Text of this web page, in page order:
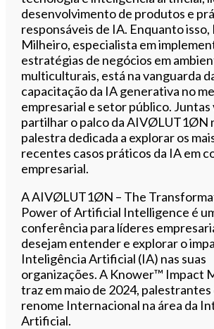
desenvolvimento de produtos e
responsáveis de IA. Enquanto isso,
Milheiro, especialista em
estratégias de negócios em
multiculturais, está na vanguarda
capacitação da IA generativa no
empresarial e setor público. Juntas
partilhar o palco da AIVØLUT1ØN
palestra dedicada a explorar os
recentes casos práticos da IA em
empresarial.
A AIVØLUT1ØN – The
Power of Artificial Intelligence é
conferência para líderes
desejam entender e explorar o
Inteligência Artificial (IA) nas suas
organizações. A Knower™ Impact
traz em maio de 2024, palestrantes
renome Internacional na área da
Artificial.